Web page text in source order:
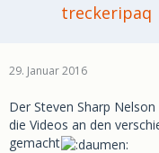
treckeripaq
29. Januar 2016
Der Steven Sharp
die Videos an den
gemacht